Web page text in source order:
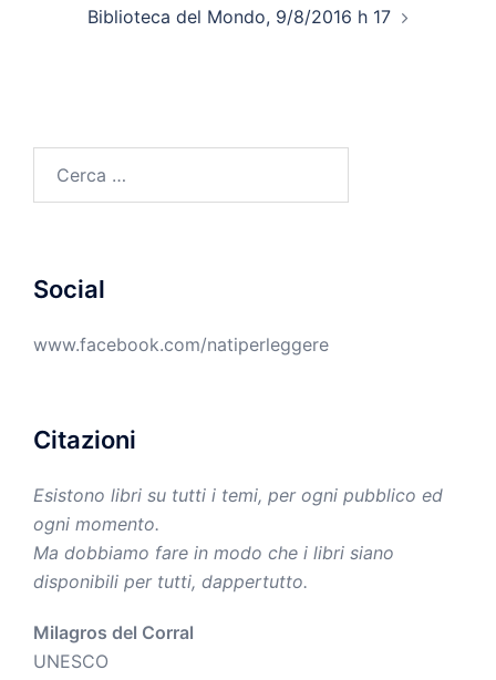
Biblioteca del Mondo, 9/8/2016 h 17
per:
Social
www.facebook.com/natiperleggere
Citazioni
Esistono libri su tutti i temi, per ogni pubblico ed
ogni momento.
Ma dobbiamo fare in modo che i libri siano
disponibili per tutti, dappertutto.
Milagros del Corral
UNESCO